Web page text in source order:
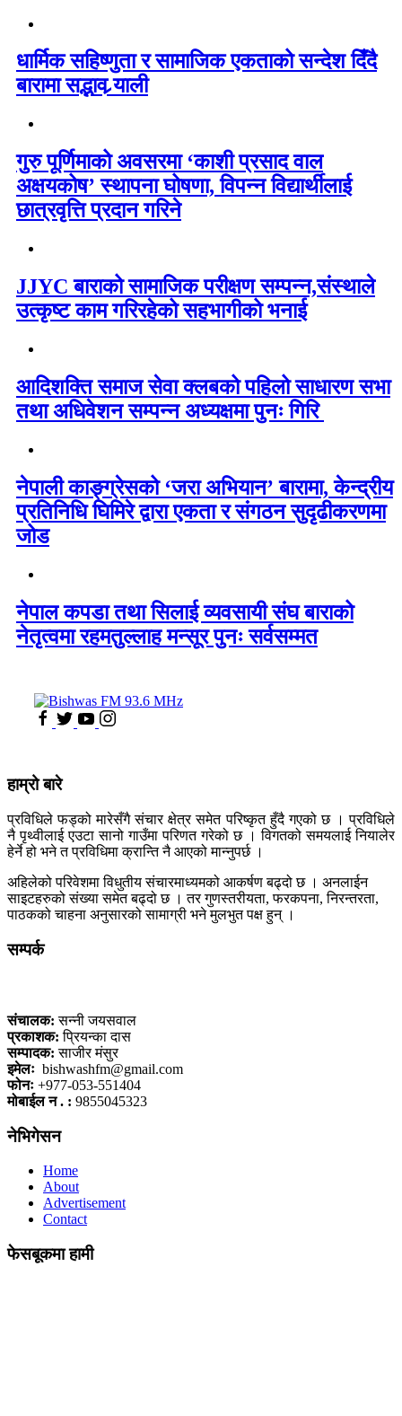
धार्मिक सहिष्णुता र सामाजिक एकताको सन्देश दिँदै
बारामा सद्भाव र्‍याली
गुरु पूर्णिमाको अवसरमा ‘काशी प्रसाद वाल
अक्षयकोष’ स्थापना घोषणा, विपन्न विद्यार्थीलाई
छात्रवृत्ति प्रदान गरिने
JJYC बाराको सामाजिक परीक्षण सम्पन्न,संस्थाले
उत्कृष्ट काम गरिरहेको सहभागीको भनाई
आदिशक्ति समाज सेवा क्लबको पहिलो साधारण सभा
तथा अधिवेशन सम्पन्न अध्यक्षमा पुनः गिरि
नेपाली काङ्ग्रेसको ‘जरा अभियान’ बारामा, केन्द्रीय
प्रतिनिधि घिमिरे द्वारा एकता र संगठन सुदृढीकरणमा
जोड
नेपाल कपडा तथा सिलाई व्यवसायी संघ बाराको
नेतृत्वमा रहमतुल्लाह मन्सूर पुनः सर्वसम्मत
हाम्रो बारे
प्रविधिले फड्को मारेसँगै संचार क्षेत्र समेत परिष्कृत हुँदै गएको छ । प्रविधिले
नै पृथ्वीलाई एउटा सानो गाउँमा परिणत गरेको छ । विगतको समयलाई नियालेर
हेर्ने हो भने त प्रविधिमा क्रान्ति नै आएको मान्नुपर्छ ।
अहिलेको परिवेशमा विधुतीय संचारमाध्यमको आकर्षण बढ्दो छ । अनलाईन
साइटहरुको संख्या समेत बढ्दो छ । तर गुणस्तरीयता, फरकपना, निरन्तरता,
पाठकको चाहना अनुसारको सामाग्री भने मुलभुत पक्ष हुन् ।
सम्पर्क
संचालक: सन्नी जयसवाल
प्रकाशक: प्रियन्का दास
सम्पादक: साजीर मंसुर
इमेलः bishwashfm@gmail.com
फोनः +977-053-551404
मोबाईल न . : 9855045323
नेभिगेसन
Home
About
Advertisement
Contact
फेसबूकमा हामी